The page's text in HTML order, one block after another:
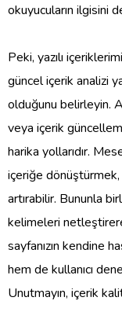
okuyucuların ilgisini
Peki, yazılı
güncel içerik analizi
olduğunu belirleyin.
veya içerik
harika yollarıdır.
içeriğe dönüştürmek,
artırabilir. Bununla
kelimeleri
sayfanızın kendine
hem de kullanıcı
Unutmayın, içerik